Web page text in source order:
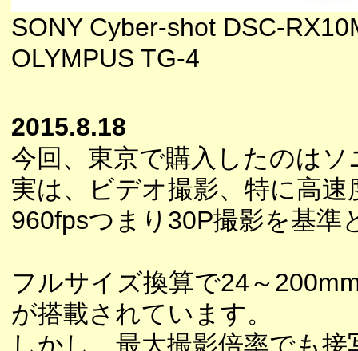
SONY Cyber-shot DSC-
OLYMPUS TG-4
2015.8.18
今回、東京で購入したのは
実は、ビデオ撮影、特に高
960fpsつまり30P撮影を基準
フルサイズ換算で24～
が搭載されています。
しかし、最大撮影倍率でも